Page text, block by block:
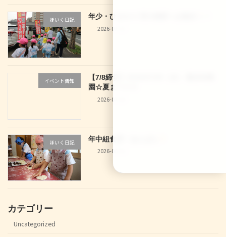
ほいく日記 年少・ひまわり 西大路駅へお散歩
2026-07-10
イベント告知
【7/8締切】2026/07/29（水） 龍谷幼稚
園☆夏まつり☆
2026-07-04
ほいく日記
年中組食育！あんぱん
2026-06-30
カテゴリー
Uncategorized